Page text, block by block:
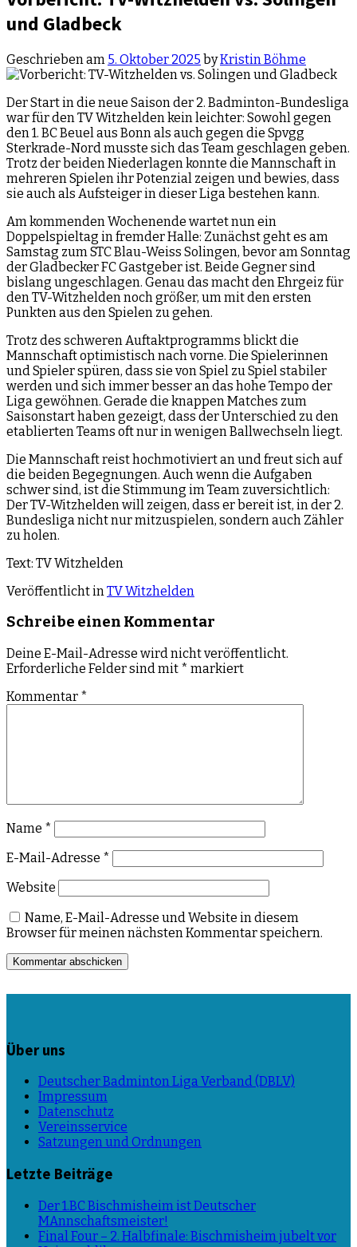
und Gladbeck
Geschrieben am 5. Oktober 2025 byKristin Böhme
Der Start in die neue Saison der 2. Badminton-Bundesliga
war für den TV Witzhelden kein leichter: Sowohl gegen
den 1. BC Beuel aus Bonn als auch gegen die Spvgg
Sterkrade-Nord musste sich das Team geschlagen geben.
Trotz der beiden Niederlagen konnte die Mannschaft in
mehreren Spielen ihr Potenzial zeigen und bewies, dass
sie auch als Aufsteiger in dieser Liga bestehen kann.
Am kommenden Wochenende wartet nun ein
Doppelspieltag in fremder Halle: Zunächst geht es am
Samstag zum STC Blau-Weiss Solingen, bevor am Sonntag
der Gladbecker FC Gastgeber ist. Beide Gegner sind
bislang ungeschlagen. Genau das macht den Ehrgeiz für
den TV-Witzhelden noch größer, um mit den ersten
Punkten aus den Spielen zu gehen.
Trotz des schweren Auftaktprogramms blickt die
Mannschaft optimistisch nach vorne. Die Spielerinnen
und Spieler spüren, dass sie von Spiel zu Spiel stabiler
werden und sich immer besser an das hohe Tempo der
Liga gewöhnen. Gerade die knappen Matches zum
Saisonstart haben gezeigt, dass der Unterschied zu den
etablierten Teams oft nur in wenigen Ballwechseln liegt.
Die Mannschaft reist hochmotiviert an und freut sich auf
die beiden Begegnungen. Auch wenn die Aufgaben
schwer sind, ist die Stimmung im Team zuversichtlich:
Der TV-Witzhelden will zeigen, dass er bereit ist, in der 2.
Bundesliga nicht nur mitzuspielen, sondern auch Zähler
zu holen.
Text: TV Witzhelden
Veröffentlicht in TV Witzhelden
Schreibe einen Kommentar
Deine E-Mail-Adresse wird nicht veröffentlicht.
Erforderliche Felder sind mit * markiert
Kommentar *
Name *
E-Mail-Adresse *
Website
Name, E-Mail-Adresse und Website in diesem
Browser für meinen nächsten Kommentar speichern.
Über uns
Deutscher Badminton Liga Verband (DBLV)
Impressum
Datenschutz
Vereinsservice
Satzungen und Ordnungen
Letzte Beiträge
Der 1.BC Bischmisheim ist Deutscher
MAnnschaftsmeister!
Final Four – 2. Halbfinale: Bischmisheim jubelt vor